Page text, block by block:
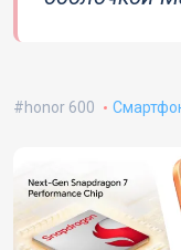
honor 600